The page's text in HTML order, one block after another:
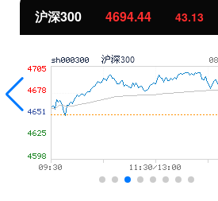
北证50 1134.24 11.37